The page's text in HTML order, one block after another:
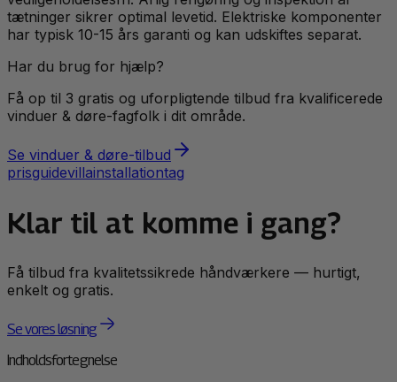
tætninger sikrer optimal levetid. Elektriske komponenter
har typisk 10-15 års garanti og kan udskiftes separat.
Har du brug for hjælp?
Få op til 3 gratis og uforpligtende tilbud fra kvalificerede
vinduer & døre-fagfolk i dit område.
Se vinduer & døre-tilbud
prisguidevillainstallationtag
Klar til at komme i gang?
Få tilbud fra kvalitetssikrede håndværkere — hurtigt,
enkelt og gratis.
Se vores løsning
Indholdsfortegnelse